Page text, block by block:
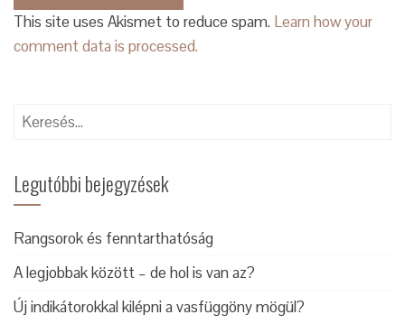
This site uses Akismet to reduce spam. Learn how your
comment data is processed.
Keresés:
Legutóbbi bejegyzések
Rangsorok és fenntarthatóság
A legjobbak között – de hol is van az?
Új indikátorokkal kilépni a vasfüggöny mögül?